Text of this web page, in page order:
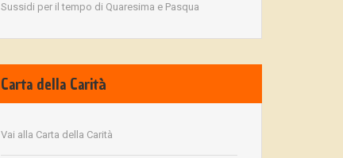
Sussidi per il tempo di Quaresima e Pasqua
Carta della Carità
Vai alla Carta della Carità